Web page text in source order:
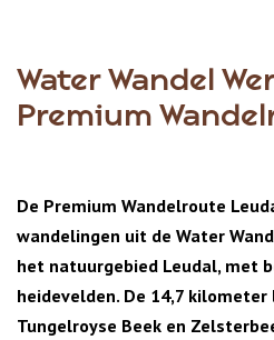
Water Wandel
Premium
De Premium Wandelroute
wandelingen uit de Water
het natuurgebied Leudal, met
heidevelden. De 14,7
Tungelroyse Beek en